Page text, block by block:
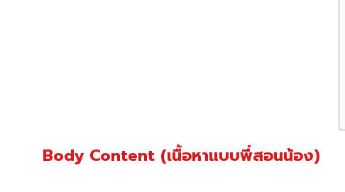
Body Content (เนื้อหาแบบพี่สอนน้อง)